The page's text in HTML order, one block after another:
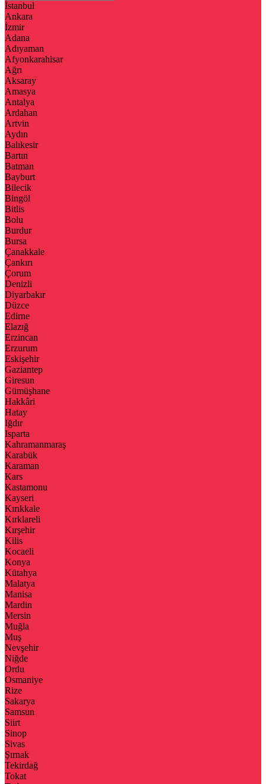
İstanbul
Ankara
İzmir
Adana
Adıyaman
Afyonkarahisar
Ağrı
Aksaray
Amasya
Antalya
Ardahan
Artvin
Aydın
Balıkesir
Bartın
Batman
Bayburt
Bilecik
Bingöl
Bitlis
Bolu
Burdur
Bursa
Çanakkale
Çankırı
Çorum
Denizli
Diyarbakır
Düzce
Edirne
Elazığ
Erzincan
Erzurum
Eskişehir
Gaziantep
Giresun
Gümüşhane
Hakkâri
Hatay
Iğdır
Isparta
Kahramanmaraş
Karabük
Karaman
Kars
Kastamonu
Kayseri
Kırıkkale
Kırklareli
Kırşehir
Kilis
Kocaeli
Konya
Kütahya
Malatya
Manisa
Mardin
Mersin
Muğla
Muş
Nevşehir
Niğde
Ordu
Osmaniye
Rize
Sakarya
Samsun
Siirt
Sinop
Sivas
Şırnak
Tekirdağ
Tokat